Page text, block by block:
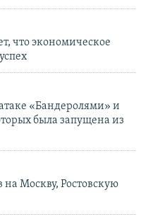
что экономическое
«Бандеролями» и
была запущена из
на Москву, Ростовскую